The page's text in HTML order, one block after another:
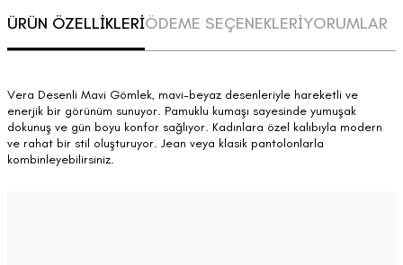
ÜRÜN ÖZELLİKLERİÖDEME SEÇENEKLERİYORUMLAR
Vera Desenli Mavi Gömlek, mavi-beyaz desenleriyle hareketli ve
enerjik bir görünüm sunuyor. Pamuklu kumaşı sayesinde yumuşak
dokunuş ve gün boyu konfor sağlıyor. Kadınlara özel kalıbıyla modern
ve rahat bir stil oluşturuyor. Jean veya klasik pantolonlarla
kombinleyebilirsiniz.